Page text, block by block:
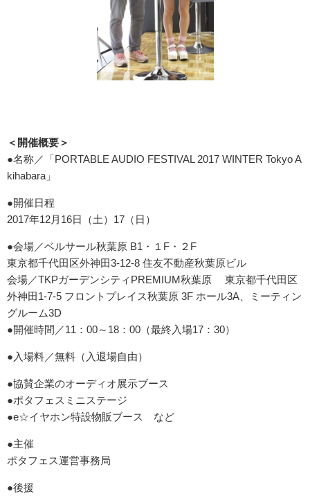
＜開催概要＞
●名称／「PORTABLE AUDIO FESTIVAL 2017 WINTER Tokyo A
kihabara」
●開催日程
2017年12月16日（土）17（日）
●会場／ベルサール秋葉原 B1・１F・２F
東京都千代田区外神田3-12-8 住友不動産秋葉原ビル
会場／TKPガーデンシティPREMIUM秋葉原 東京都千代田区
外神田1-7-5 フロントプレイス秋葉原 3F ホール3A、ミーティン
グルーム3D
●開催時間／11：00～18：00（最終入場17：30）
●入場料／無料（入退場自由）
●協賛企業のオーディオ展示ブース
●ポタフェスミニステージ
●e☆イヤホン特設物販ブース など
●主催
ポタフェス運営事務局
●後援